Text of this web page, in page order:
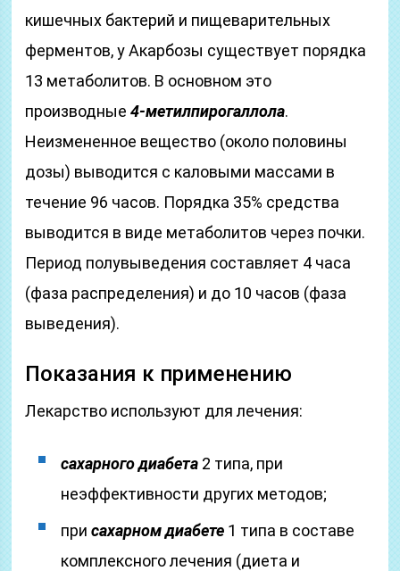
кишечных бактерий и пищеварительных
ферментов, у Акарбозы существует порядка
13 метаболитов. В основном это
производные4-метилпирогаллола.
Неизмененное вещество (около половины
дозы) выводится с каловыми массами в
течение 96 часов. Порядка 35% средства
выводится в виде метаболитов через почки.
Период полувыведения составляет 4 часа
(фаза распределения) и до 10 часов (фаза
выведения).
Показания к применению
Лекарство используют для лечения:
сахарного диабета 2 типа, при
неэффективности других методов;
присахарном диабете 1 типа в составе
комплексного лечения (диета и